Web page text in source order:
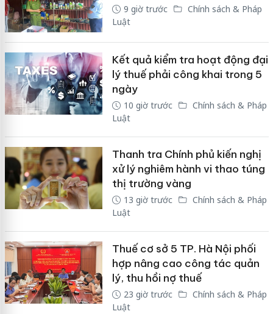
9 giờ trước
Chính sách & Pháp
Luật
Kết quả kiểm tra hoạt động đại
lý thuế phải công khai trong 5
ngày
10 giờ trước
Chính sách & Pháp
Luật
Thanh tra Chính phủ kiến nghị
xử lý nghiêm hành vi thao túng
thị trường vàng
13 giờ trước
Chính sách & Pháp
Luật
Thuế cơ sở 5 TP. Hà Nội phối
hợp nâng cao công tác quản
lý, thu hồi nợ thuế
23 giờ trước
Chính sách & Pháp
Luật